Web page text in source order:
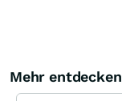
Mehr entdecken